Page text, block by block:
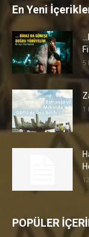
En Yeni
5
1
POPÜLER